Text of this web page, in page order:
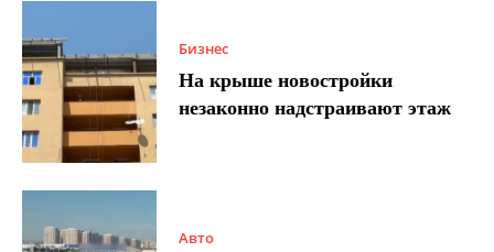
Бизнес
На крыше новостройки
незаконно надстраивают этаж
Авто